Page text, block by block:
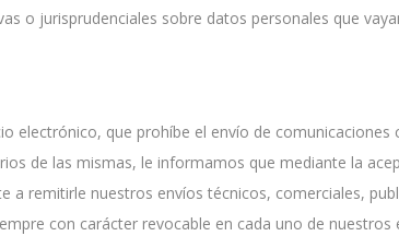
o jurisprudenciales sobre datos personales que
electrónico, que prohíbe el envío de comunicaciones
de las mismas, le informamos que mediante la
remitirle nuestros envíos técnicos, comerciales,
con carácter revocable en cada uno de nuestros